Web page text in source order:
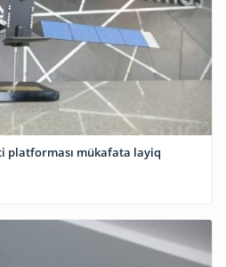
platforması mükafata layiq